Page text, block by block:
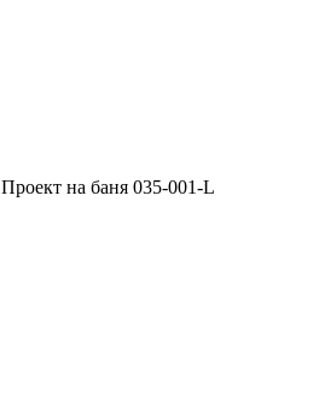
Проект на баня 035-001-L